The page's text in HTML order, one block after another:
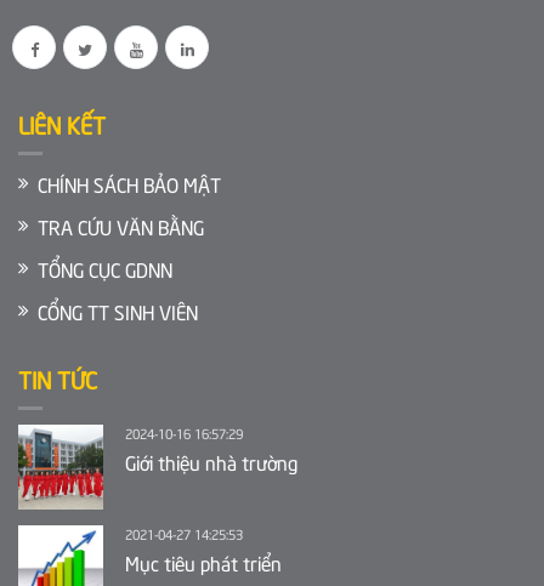
LIÊN KẾT
CHÍNH SÁCH BẢO MẬT
TRA CỨU VĂN BẰNG
TỔNG CỤC GDNN
CỔNG TT SINH VIÊN
TIN TỨC
2024-10-16 16:57:29
Giới thiệu nhà trường
2021-04-27 14:25:53
Mục tiêu phát triển